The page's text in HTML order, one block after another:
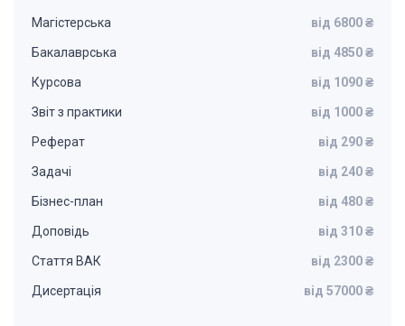
Магістерська від 6800 ₴
Бакалаврська від 4850 ₴
Курсова від 1090 ₴
Звіт з практики від 1000 ₴
Реферат від 290 ₴
Задачі від 240 ₴
Бізнес-план від 480 ₴
Доповідь від 310 ₴
Стаття ВАК від 2300 ₴
Дисертація від 57000 ₴